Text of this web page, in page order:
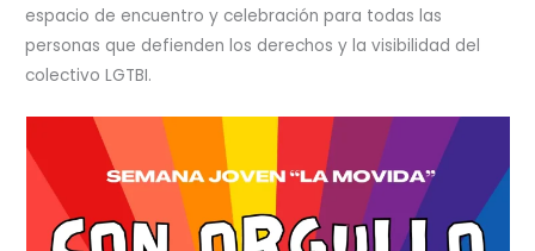
espacio de encuentro y celebración para todas las
personas que defienden los derechos y la visibilidad del
colectivo LGTBI.